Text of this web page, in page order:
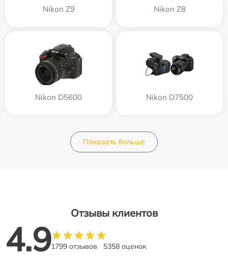
Nikon Z9 Nikon Z8
Nikon D5600 Nikon D7500
Показать больше
Отзывы клиентов
4.91799 отзывов 5358 оценок